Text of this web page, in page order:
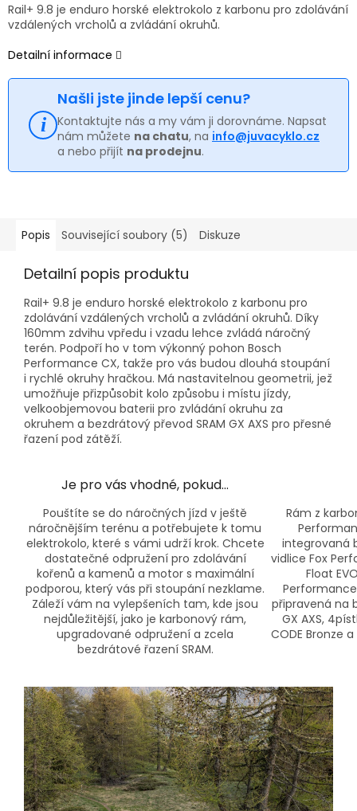
Rail+ 9.8 je enduro horské elektrokolo z karbonu pro zdolávání
vzdálených vrcholů a zvládání okruhů.
Detailní informace
Našli jste jinde lepší cenu?
Kontaktujte nás a my vám ji dorovnáme. Napsat
nám můžete na chatu, na info@juvacyklo.cz
a nebo přijít na prodejnu.
Popis Související soubory (5) Diskuze
Detailní popis produktu
Rail+ 9.8 je enduro horské elektrokolo z karbonu pro
zdolávání vzdálených vrcholů a zvládání okruhů. Díky
160mm zdvihu vpředu i vzadu lehce zvládá náročný
terén. Podpoří ho v tom výkonný pohon Bosch
Performance CX, takže pro vás budou dlouhá stoupání
i rychlé okruhy hračkou. Má nastavitelnou geometrii, jež
umožňuje přizpůsobit kolo způsobu i místu jízdy,
velkoobjemovou baterii pro zvládání okruhu za
okruhem a bezdrátový převod SRAM GX AXS pro přesné
řazení pod zátěží.
Je pro vás vhodné, pokud…
Pouštíte se do náročných jízd v ještě
náročnějším terénu a potřebujete k tomu
elektrokolo, které s vámi udrží krok. Chcete
dostatečné odpružení pro zdolávání
kořenů a kamenů a motor s maximální
podporou, který vás při stoupání nezklame.
Záleží vám na vylepšeních tam, kde jsou
nejdůležitější, jako je karbonový rám,
upgradované odpružení a zcela
bezdrátové řazení SRAM.
Rám z
integrovaná
vidlice Fox
Float
připravená na
GX AXS,
CODE Bronze